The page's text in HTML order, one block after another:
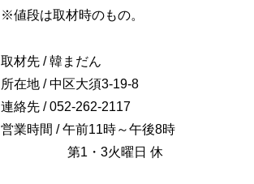
※値段は取材時のもの。
取材先 / 韓まだん
所在地 / 中区大須3-19-8
連絡先 / 052-262-2117
営業時間 / 午前11時～午後8時
第1・3火曜日 休